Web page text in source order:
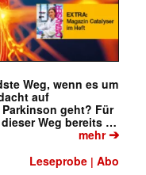
Weg, wenn es um
auf
geht? Für
Weg bereits …
mehr➔
Leseprobe |Abo